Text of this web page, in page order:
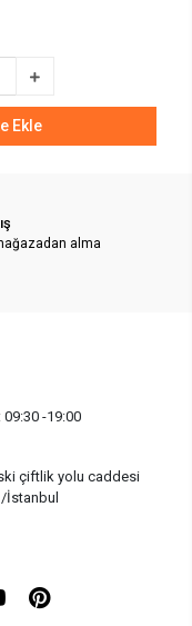
Ekle
alma
-19:00
çiftlik yolu caddesi
İstanbul